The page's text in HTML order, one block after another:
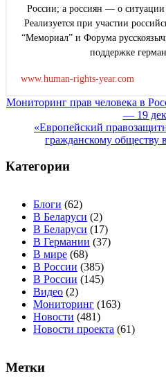
России; а россиян — о ситуации
Реализуется при участии
“Мемориал” и Форума
поддержке
www.human-rights-year.com
Навигация
записям
Мониторинг прав человека в
— 19
«Европейский
гражданскому обществу
Категории
Блоги (62)
В Беларуси (2)
В Беларуси (17)
В Германии (37)
В мире (68)
В России (385)
В России (145)
Видео (2)
Мониторинг (163)
Новости (481)
Новости проекта (61)
Метки